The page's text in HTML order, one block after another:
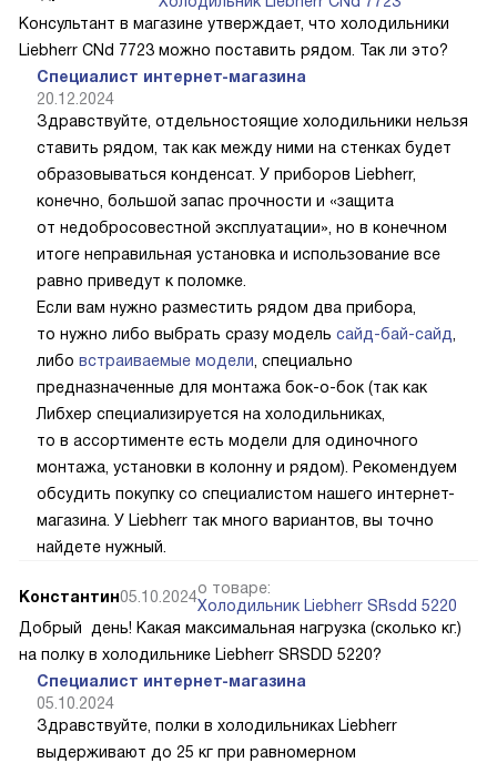
Консультант в магазине утверждает, что холодильники
Liebherr CNd 7723 можно поставить рядом. Так ли это?
Специалист интернет-магазина
20.12.2024
Здравствуйте, отдельностоящие холодильники нельзя
ставить рядом, так как между ними на стенках будет
образовываться конденсат. У приборов Liebherr,
конечно, большой запас прочности и «защита
от недобросовестной эксплуатации», но в конечном
итоге неправильная установка и использование все
равно приведут к поломке.
Если вам нужно разместить рядом два прибора,
то нужно либо выбрать сразу модель сайд-бай-сайд
либо встраиваемые модели , специально
предназначенные для монтажа бок-о-бок (так как
Либхер специализируется на холодильниках,
то в ассортименте есть модели для одиночного
монтажа, установки в колонну и рядом). Рекомендуем
обсудить покупку со специалистом нашего интернет-
магазина. У Liebherr так много вариантов, вы точно
найдете нужный.
Константин05.10.2024о товаре:
Холодильник Liebherr SRsdd 5220
Добрый день! Какая максимальная нагрузка (сколько кг.)
на полку в холодильнике Liebherr SRSDD 5220?
Специалист интернет-магазина
05.10.2024
Здравствуйте, полки в холодильниках Liebherr
выдерживают до 25 кг при равномерном